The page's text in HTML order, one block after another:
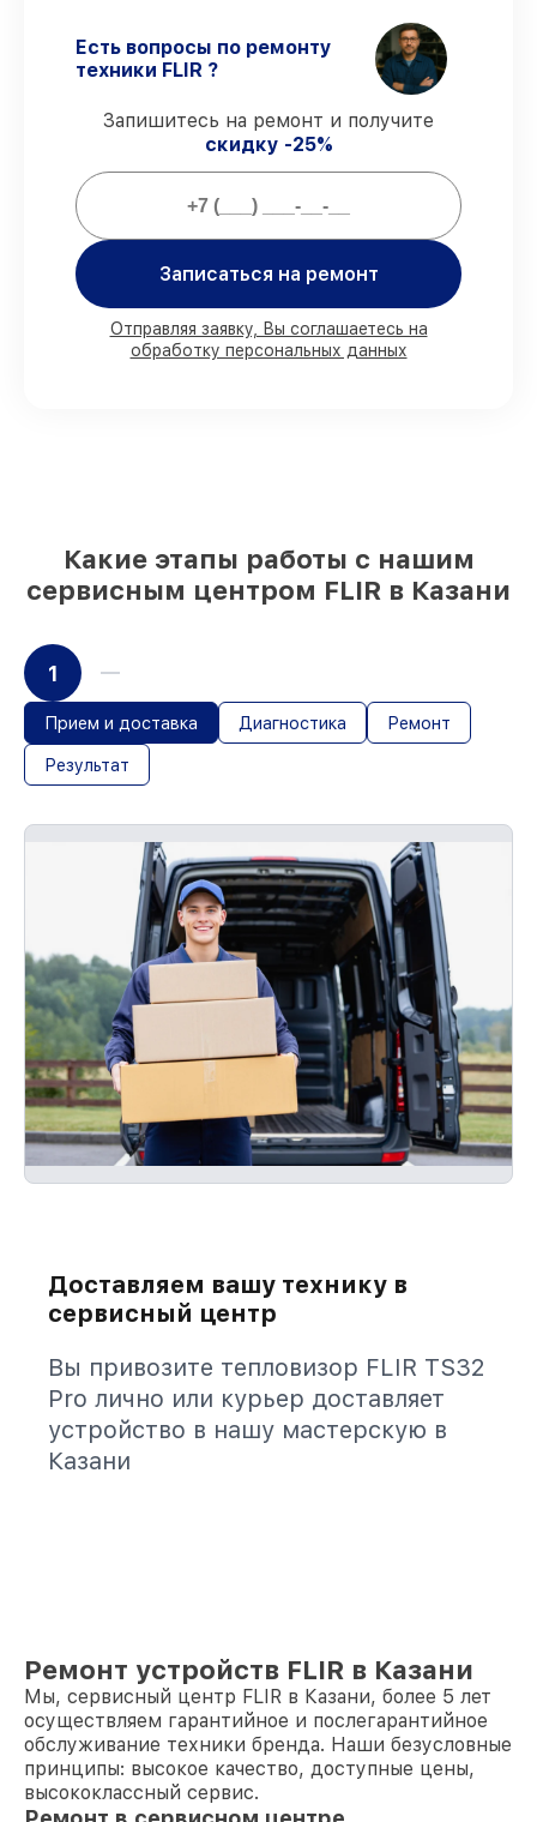
Официальная гарантия
– все
ремонтные услуги и комплектующие
защищены сервисной гарантией.
Мы гарантируем:
80%
работ проводим с возможностью
деталей FLIR имеются на складе в
Казани, остальные доступны для
срочного заказа
Подлинные запчасти FLIR и надёжные
Есть вопросы по ремонту
техники FLIR ?
Запишитесь на ремонт и получите
скидку -25%
Записаться на ремонт
Отправляя заявку, Вы соглашаетесь на
обработку персональных данных
Какие этапы работы с нашим
сервисным центром FLIR в Казани
1
Прием и доставка Диагностика Ремонт
Результат
Доставляем вашу технику в
сервисный центр
Вы привозите тепловизор FLIR TS32
Pro лично или курьер доставляет
устройство в нашу мастерскую в
Казани
Ремонт устройств FLIR в Казани
Мы, сервисный центр FLIR в Казани, более 5 лет
осуществляем гарантийное и послегарантийное
обслуживание техники бренда. Наши безусловные
принципы: высокое качество, доступные цены,
высококлассный сервис.